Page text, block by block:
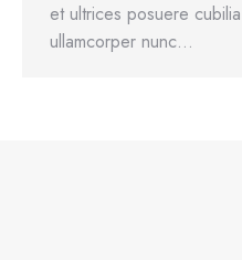
et ultrices posuere
ullamcorper nunc…